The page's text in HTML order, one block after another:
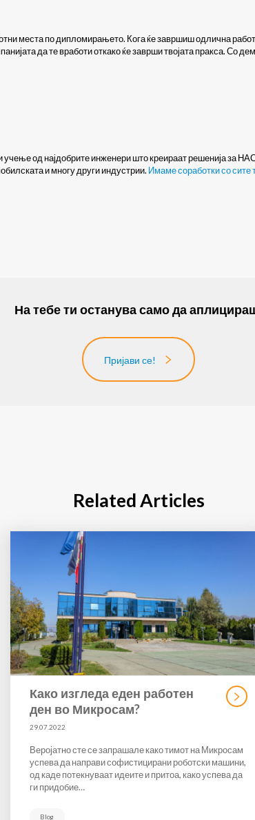
места по дипломирањето. Кога ќе завршиш одлична
да те вработи откако ќе заврши твојата пракса. Со
од најдобрите инженери што креираат решенија за
и многу други индустрии. Имаме соработки со сите
На тебе ти останува само да
Пријави се!
Related Articles
Како изгледа еден работен
ден во Микросам?
29.07.2022
Веројатно сте се запрашале како тимот на Микросам
успева да направи софистицирани роботски машини,
од каде потекнуваат идеите и притоа, како успева да
ги придобие…
Blog